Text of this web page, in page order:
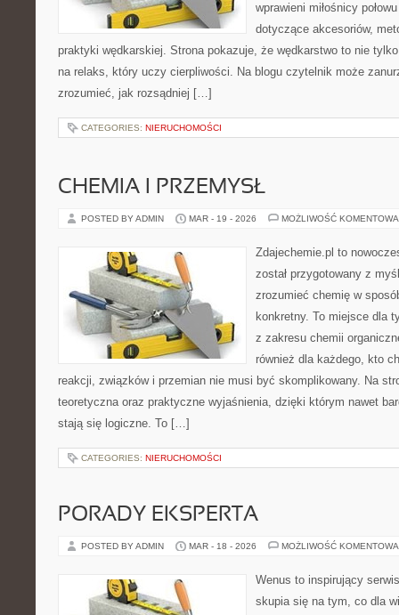
wprawieni miłośnicy
dotyczące akcesoriów,
praktyki wędkarskiej. Strona pokazuje, że wędkarstwo to nie
na relaks, który uczy cierpliwości. Na blogu czytelnik może
zrozumieć, jak rozsądniej […]
CATEGORIES: NIERUCHOMOŚCI
CHEMIA I PRZEMYSŁ
POSTED BY ADMIN MAR - 19 - 2026 MOŻLIWOŚĆ
Zdajechemie.pl to
został przygotowany z
zrozumieć chemię w
konkretny. To miejsce dla
z zakresu chemii
również dla każdego, kto
reakcji, związków i przemian nie musi być skomplikowany. Na
teoretyczna oraz praktyczne wyjaśnienia, dzięki którym nawet
stają się logiczne. To […]
CATEGORIES: NIERUCHOMOŚCI
PORADY EKSPERTA
POSTED BY ADMIN MAR - 18 - 2026 MOŻLIWOŚĆ
Wenus to inspirujący
skupia się na tym, co dla